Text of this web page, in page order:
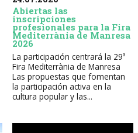
Abiertas las
inscripciones
profesionales para la Fira
Mediterrània de Manresa
2026
La participación centrará la 29ª
Fira Mediterrània de Manresa
Las propuestas que fomentan
la participación activa en la
cultura popular y las...